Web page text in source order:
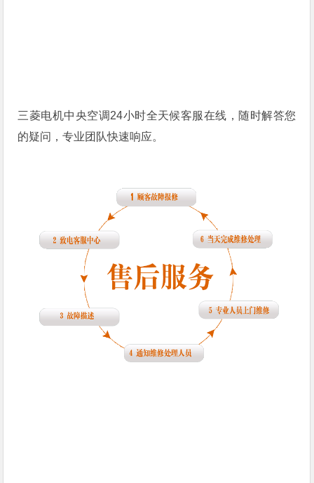
三菱电机中央空调24小时全天候客服在线，随时解答您
的疑问，专业团队快速响应。